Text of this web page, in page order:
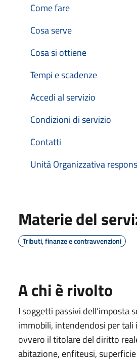
Come fare
Cosa serve
Cosa si ottiene
Tempi e scadenze
Accedi al servizio
Condizioni di servizio
Contatti
Unità Organizzativa
Materie del
Tributi, finanze e contravvenzioni
A chi è rivolto
I soggetti passivi dell’imposta
immobili, intendendosi per tali
ovvero il titolare del diritto
abitazione, enfiteusi,